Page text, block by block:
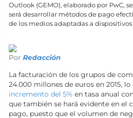
Outlook (GEMO), elaborado por PwC,
será desarrollar métodos de pago
de los medios adaptadas a
Por Redacción
La facturación de los grupos de
24.000 millones de euros en 2015,
incremento del 5% en tasa anual
que también se hará evidente en el
pago, puesto que el volumen de